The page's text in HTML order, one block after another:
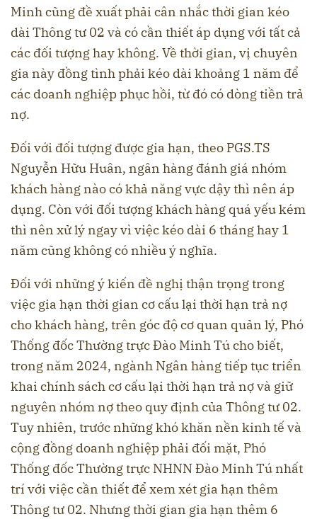
Minh cũng đề xuất phải cân nhắc thời gian kéo
dài Thông tư 02 và có cần thiết áp dụng với tất cả
các đối tượng hay không. Về thời gian, vị chuyên
gia này đồng tình phải kéo dài khoảng 1 năm để
các doanh nghiệp phục hồi, từ đó có dòng tiền trả
nợ.
Đối với đối tượng được gia hạn, theo PGS.TS
Nguyễn Hữu Huân, ngân hàng đánh giá nhóm
khách hàng nào có khả năng vực dậy thì nên áp
dụng. Còn với đối tượng khách hàng quá yếu kém
thì nên xử lý ngay vì việc kéo dài 6 tháng hay 1
năm cũng không có nhiều ý nghĩa.
Đối với những ý kiến đề nghị thận trọng trong
việc gia hạn thời gian cơ cấu lại thời hạn trả nợ
cho khách hàng, trên góc độ cơ quan quản lý, Phó
Thống đốc Thường trực Đào Minh Tú cho biết,
trong năm 2024, ngành Ngân hàng tiếp tục triển
khai chính sách cơ cấu lại thời hạn trả nợ và giữ
nguyên nhóm nợ theo quy định của Thông tư 02.
Tuy nhiên, trước những khó khăn nền kinh tế và
cộng đồng doanh nghiệp phải đối mặt, Phó
Thống đốc Thường trực NHNN Đào Minh Tú nhất
trí với việc cần thiết để xem xét gia hạn thêm
Thông tư 02. Nhưng thời gian gia hạn thêm 6